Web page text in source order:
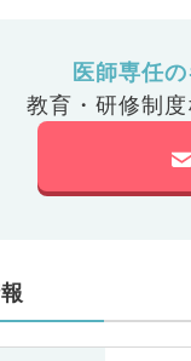
医師専任
教育・研修制